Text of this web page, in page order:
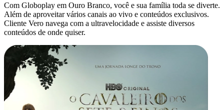
Com Globoplay em Ouro Branco, você e sua família toda se diverte.
Além de aproveitar vários canais ao vivo e conteúdos exclusivos.
Cliente Vero navega com a ultravelocidade e assiste diversos
conteúdos de onde quiser.